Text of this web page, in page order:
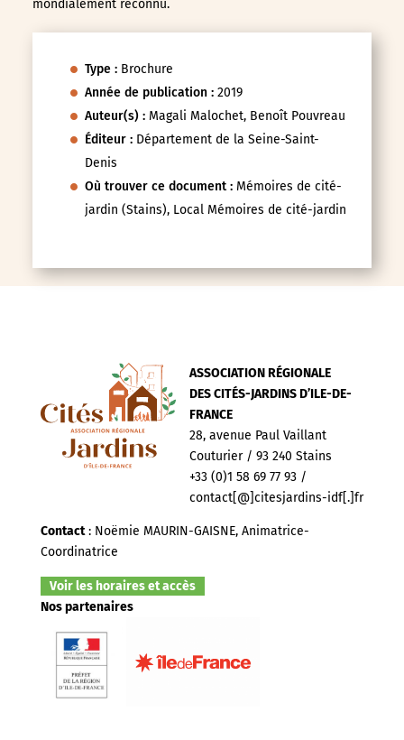
mondialement reconnu.
Type : Brochure
Année de publication : 2019
Auteur(s) : Magali Malochet, Benoît Pouvreau
Éditeur : Département de la Seine-Saint-
Denis
Où trouver ce document : Mémoires de cité-
jardin (Stains), Local Mémoires de cité-jardin
ASSOCIATION RÉGIONALE
DES CITÉS-JARDINS D’ILE-DE-
FRANCE
28, avenue Paul Vaillant
Couturier / 93 240 Stains
+33 (0)1 58 69 77 93 /
contact[@]citesjardins-idf[.]fr
Contact: Noëmie MAURIN-GAISNE, Animatrice-
Coordinatrice
Voir les horaires et accès
Nos partenaires